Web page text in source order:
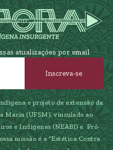
atualizações por email
e projeto de extensão da
Maria (UFSM), vinculado ao
e Indígenas (NEABI) e Pró-
missão é a “Estética Contra